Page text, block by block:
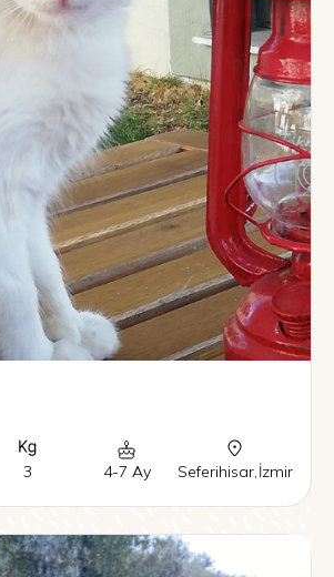
3 4-7 Ay Seferihisar,İzmir